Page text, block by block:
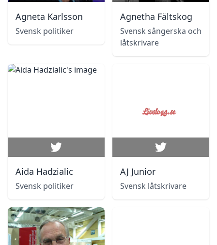
Agneta Karlsson
Svensk politiker
Agnetha Fältskog
Svensk sångerska och
låtskrivare
Aida Hadzialic
Svensk politiker
AJ Junior
Svensk låtskrivare